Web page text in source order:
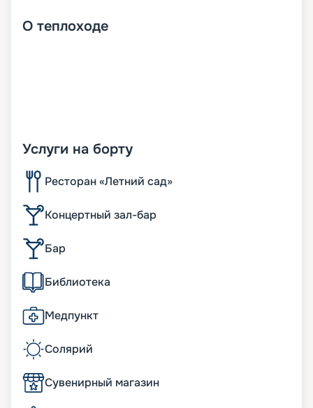
О теплоходе
Услуги на борту
Ресторан «Летний сад»
Концертный зал-бар
Бар
Библиотека
Медпункт
Солярий
Сувенирный магазин